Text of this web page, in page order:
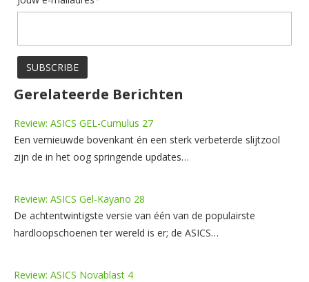
Gerelateerde Berichten
Review: ASICS GEL-Cumulus 27
Een vernieuwde bovenkant én een sterk verbeterde slijtzool
zijn de in het oog springende updates…
Review: ASICS Gel-Kayano 28
De achtentwintigste versie van één van de populairste
hardloopschoenen ter wereld is er; de ASICS…
Review: ASICS Novablast 4